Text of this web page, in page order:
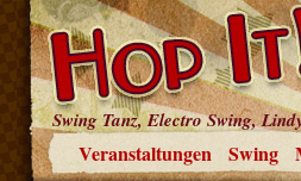
Swing Tanz, Electro Swing,
Veranstaltungen Swing